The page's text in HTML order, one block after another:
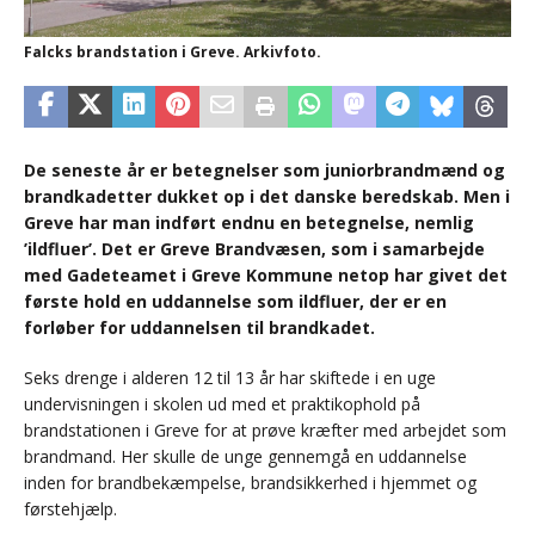
Falcks brandstation i Greve. Arkivfoto.
De seneste år er betegnelser som juniorbrandmænd og
brandkadetter dukket op i det danske beredskab. Men i
Greve har man indført endnu en betegnelse, nemlig
’ildfluer’. Det er Greve Brandvæsen, som i samarbejde
med Gadeteamet i Greve Kommune netop har givet det
første hold en uddannelse som ildfluer, der er en
forløber for uddannelsen til brandkadet.
Seks drenge i alderen 12 til 13 år har skiftede i en uge
undervisningen i skolen ud med et praktikophold på
brandstationen i Greve for at prøve kræfter med arbejdet som
brandmand. Her skulle de unge gennemgå en uddannelse
inden for brandbekæmpelse, brandsikkerhed i hjemmet og
førstehjælp.